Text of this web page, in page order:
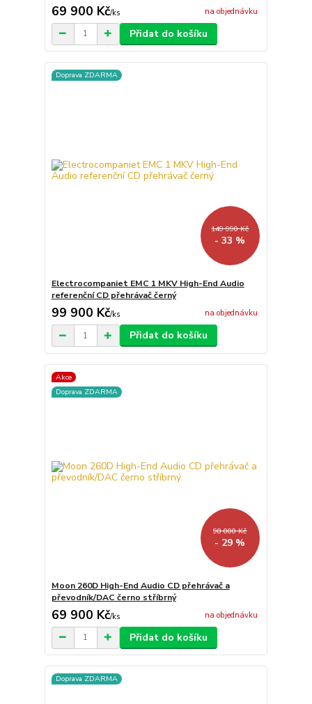
69 900 Kč/ks na objednávku
Přidat do košíku
Doprava ZDARMA
149 990 Kč
- 33 %
Electrocompaniet EMC 1 MKV High-End Audio
referenční CD přehrávač černý
99 900 Kč/ks na objednávku
Přidat do košíku
Akce
Doprava ZDARMA
98 000 Kč
- 29 %
Moon 260D High-End Audio CD přehrávač a
převodník/DAC černo stříbrný
69 900 Kč/ks na objednávku
Přidat do košíku
Doprava ZDARMA